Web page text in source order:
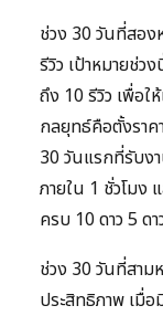
ช่วง 30 วันที่สอง
รีวิว เป้าหมายช่ว
ถึง 10 รีวิว เพื่อ
กลยุทธ์คือตั้งราค
30 วันแรกที่รับง
ภายใน 1 ชั่วโมง
ครบ 10 ดาว 5 ด
ช่วง 30 วันที่สาม
ประสิทธิภาพ เมื่อ